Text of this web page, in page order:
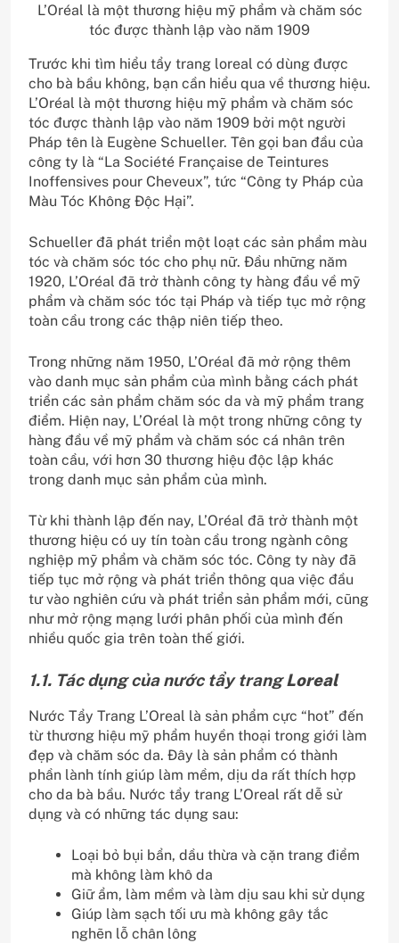
L’Oréal là một thương hiệu mỹ phẩm và chăm sóc
tóc được thành lập vào năm 1909
Trước khi tìm hiểu tẩy trang loreal có dùng được
cho bà bầu không, bạn cần hiểu qua về thương hiệu.
L’Oréal là một thương hiệu mỹ phẩm và chăm sóc
tóc được thành lập vào năm 1909 bởi một người
Pháp tên là Eugène Schueller. Tên gọi ban đầu của
công ty là “La Société Française de Teintures
Inoffensives pour Cheveux”, tức “Công ty Pháp của
Màu Tóc Không Độc Hại”.
Schueller đã phát triển một loạt các sản phẩm màu
tóc và chăm sóc tóc cho phụ nữ. Đầu những năm
1920, L’Oréal đã trở thành công ty hàng đầu về mỹ
phẩm và chăm sóc tóc tại Pháp và tiếp tục mở rộng
toàn cầu trong các thập niên tiếp theo.
Trong những năm 1950, L’Oréal đã mở rộng thêm
vào danh mục sản phẩm của mình bằng cách phát
triển các sản phẩm chăm sóc da và mỹ phẩm trang
điểm. Hiện nay, L’Oréal là một trong những công ty
hàng đầu về mỹ phẩm và chăm sóc cá nhân trên
toàn cầu, với hơn 30 thương hiệu độc lập khác
trong danh mục sản phẩm của mình.
Từ khi thành lập đến nay, L’Oréal đã trở thành một
thương hiệu có uy tín toàn cầu trong ngành công
nghiệp mỹ phẩm và chăm sóc tóc. Công ty này đã
tiếp tục mở rộng và phát triển thông qua việc đầu
tư vào nghiên cứu và phát triển sản phẩm mới, cũng
như mở rộng mạng lưới phân phối của mình đến
nhiều quốc gia trên toàn thế giới.
1.1. Tác dụng của nước tẩy trangLoreal
Nước Tẩy Trang L’Oreal là sản phẩm cực “hot” đến
từ thương hiệu mỹ phẩm huyền thoại trong giới làm
đẹp và chăm sóc da. Đây là sản phẩm có thành
phần lành tính giúp làm mềm, dịu da rất thích hợp
cho da bà bầu. Nước tẩy trang L’Oreal rất dễ sử
dụng và có những tác dụng sau:
Loại bỏ bụi bẩn, dầu thừa và cặn trang điểm
mà không làm khô da
Giữ ẩm, làm mềm và làm dịu sau khi sử dụng
Giúp làm sạch tối ưu mà không gây tắc
nghẽn lỗ chân lông